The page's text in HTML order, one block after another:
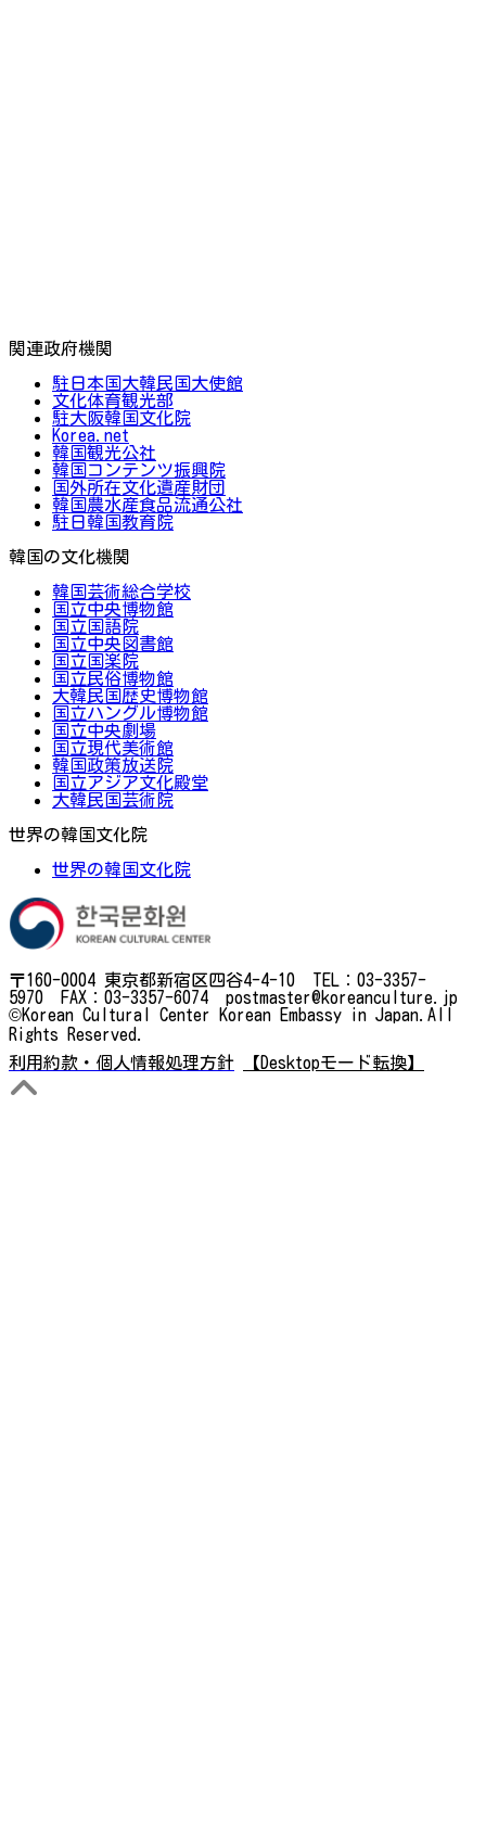
関連政府機関
駐日本国大韓民国大使館
文化体育観光部
駐大阪韓国文化院
Korea.net
韓国観光公社
韓国コンテンツ振興院
国外所在文化遺産財団
韓国農水産食品流通公社
駐日韓国教育院
韓国の文化機関
韓国芸術総合学校
国立中央博物館
国立国語院
国立中央図書館
国立国楽院
国立民俗博物館
大韓民国歴史博物館
国立ハングル博物館
国立中央劇場
国立現代美術館
韓国政策放送院
国立アジア文化殿堂
大韓民国芸術院
世界の韓国文化院
世界の韓国文化院
〒160-0004 東京都新宿区四谷4-4-10 TEL：03-3357-
5970 FAX：03-3357-6074 postmaster@koreanculture.jp
©Korean Cultural Center Korean Embassy in Japan.All
Rights Reserved.
利用約款・個人情報処理方針
【Desktopモード転換】